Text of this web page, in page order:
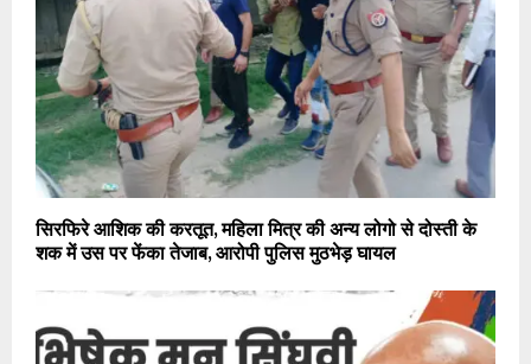
सिरफिरे आशिक की करतूत, महिला मित्र की अन्य लोगो से दोस्ती के
शक में उस पर फेंका तेजाब, आरोपी पुलिस मुठभेड़ घायल